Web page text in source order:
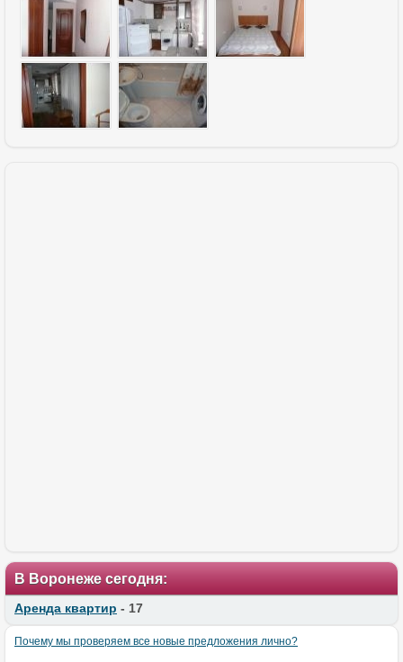
В Воронеже сегодня:
Аренда квартир - 17
Почему мы проверяем все новые предложения лично?